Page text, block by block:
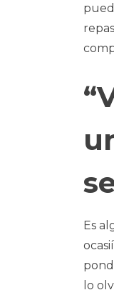
Es
lo